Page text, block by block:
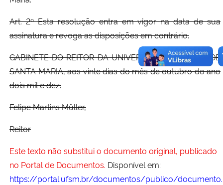
Art. 2º Esta resolução entra em vigor na data de sua
assinatura e revoga as disposições em contrário.
GABINETE DO REITOR DA UNIVERSIDADE FEDERAL DE
SANTA MARIA, aos vinte dias do mês de outubro do ano
dois mil e dez.
Felipe Martins Müller,
Reitor
Este texto não substitui o documento original, publicado
no Portal de Documentos. Disponível em:
https://portal.ufsm.br/documentos/publico/